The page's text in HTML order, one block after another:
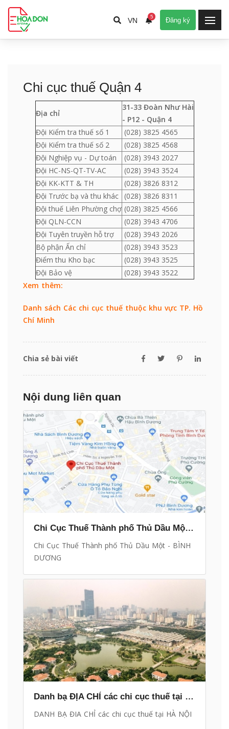
VN 5 Đăng ký
Chi cục thuế Quận 4
Địa chỉ
31-33 Đoàn Như Hài
- P12 - Quận 4
Đội Kiểm tra thuế số 1
(028) 3825 4565
Đội Kiểm tra thuế số 2
(028) 3825 4568
Đội Nghiệp vụ - Dự toán
(028) 3943 2027
Đội HC-NS-QT-TV-AC
(028) 3943 3524
Đội KK-KTT & TH
(028) 3826 8312
Đội Trước bạ và thu khác
(028) 3826 8311
Đội thuế Liên Phường chợ (028) 3825 4566
Đội QLN-CCN
(028) 3943 4706
Đội Tuyên truyền hỗ trợ
(028) 3943 2026
Bộ phận Ấn chỉ
(028) 3943 3523
Điểm thu Kho bạc
(028) 3943 3525
Đội Bảo vệ
(028) 3943 3522
Xem thêm:
Danh sách Các chi cục thuế thuộc khu vực TP. Hồ
Chí Minh
Chia sẻ bài viết
Nội dung liên quan
Chi Cục Thuế Thành phố Thủ Dầu Một - BÌNH DƯƠNG
Chi Cục Thuế Thành phố Thủ Dầu Một - BÌNH
DƯƠNG
Danh bạ ĐỊA CHỈ các chi cục thuế tại HÀ NỘI
DANH BẠ ĐIA CHỈ các chi cục thuế tại HÀ NỘI